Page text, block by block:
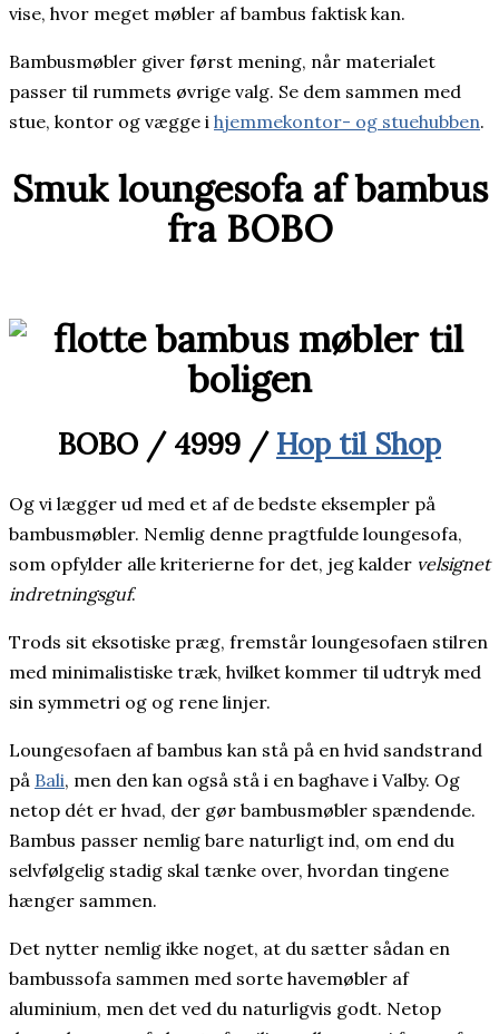
vise, hvor meget møbler af bambus faktisk kan.
Bambusmøbler giver først mening, når materialet
passer til rummets øvrige valg. Se dem sammen med
stue, kontor og vægge i hjemmekontor- og stuehubben.
Smuk loungesofa af bambus
fra BOBO
BOBO / 4999 / Hop til Shop
Og vi lægger ud med et af de bedste eksempler på
bambusmøbler. Nemlig denne pragtfulde loungesofa,
som opfylder alle kriterierne for det, jeg kalder velsignet
indretningsguf.
Trods sit eksotiske præg, fremstår loungesofaen stilren
med minimalistiske træk, hvilket kommer til udtryk med
sin symmetri og og rene linjer.
Loungesofaen af bambus kan stå på en hvid sandstrand
på Bali, men den kan også stå i en baghave i Valby. Og
netop dét er hvad, der gør bambusmøbler spændende.
Bambus passer nemlig bare naturligt ind, om end du
selvfølgelig stadig skal tænke over, hvordan tingene
hænger sammen.
Det nytter nemlig ikke noget, at du sætter sådan en
bambussofa sammen med sorte havemøbler af
aluminium, men det ved du naturligvis godt. Netop